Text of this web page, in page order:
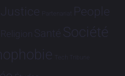
Justice Partenariat People
Religion Santé Société
Tech Tribune